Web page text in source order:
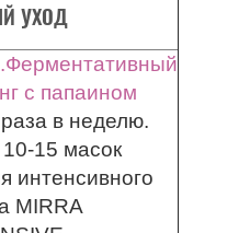
УХОД
с папаином
в неделю.
10-15 масок
интенсивного
MIRRA